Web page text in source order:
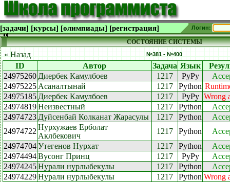
[задачи] [курсы] [олимпиады] [регистрация] Логин:
СОСТОЯНИЕ СИСТЕМЫ
« Назад №381 - №400
ID Автор Задача Язык
24975260 Диербек Камулбоев 1217 PyPy
24975225 Асаналтынай 1217 Python
24975185 Диербек Камулбоев 1217 PyPy Wrong
24974819Неизвестный 1217 Python
24974723 Дуйсенбай Колканат Жарасулы 1217 Python
24974722 Нурхужаев Ерболат
Аклбекович
1217 Python
24974704Утегенов Нурхат 1217 Python
24974494Вусонг Принц 1217 PyPy
24974245Нурали нурлыбекулы 1217 Python
24974229Нурали нурлыбекулы 1217 Python Wrong